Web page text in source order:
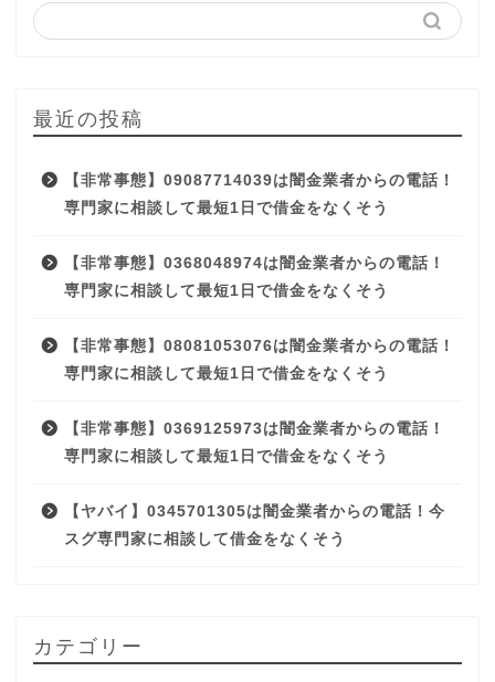
最近の投稿
【非常事態】09087714039は闇金業者からの電話！
専門家に相談して最短1日で借金をなくそう
【非常事態】0368048974は闇金業者からの電話！
専門家に相談して最短1日で借金をなくそう
【非常事態】08081053076は闇金業者からの電話！
専門家に相談して最短1日で借金をなくそう
【非常事態】0369125973は闇金業者からの電話！
専門家に相談して最短1日で借金をなくそう
【ヤバイ】0345701305は闇金業者からの電話！今
スグ専門家に相談して借金をなくそう
カテゴリー